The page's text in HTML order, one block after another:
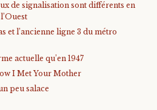
de signalisation sont différents en
et l’ancienne ligne 3 du métro
actuelle qu’en 1947
I Met Your Mother
peu salace